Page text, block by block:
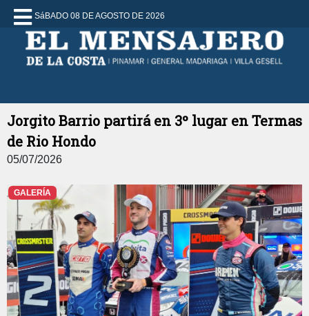
SáBADO 08 DE AGOSTO DE 2026
Jorgito Barrio partirá en 3º lugar en Termas
de Rio Hondo
05/07/2026
GALERÍA